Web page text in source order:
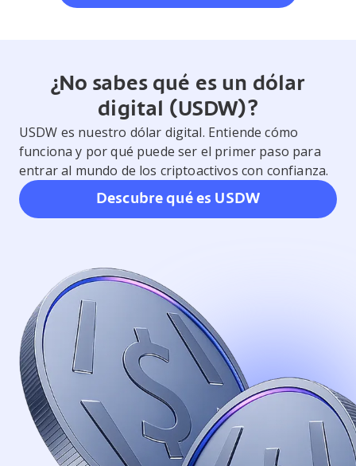
¿No sabes qué es un dólar
digital (USDW)?
USDW es nuestro dólar digital. Entiende cómo
funciona y por qué puede ser el primer paso para
entrar al mundo de los criptoactivos con confianza.
Descubre qué es USDW